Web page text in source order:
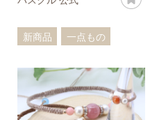
新商品
一点もの
ターコイズ
ローズクォーツ